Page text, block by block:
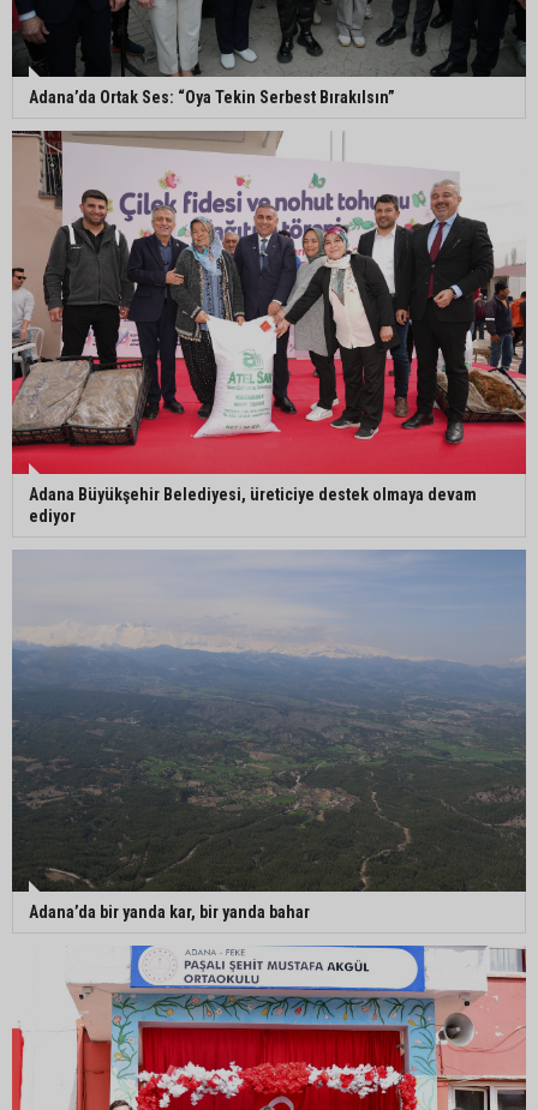
Süreyya Yavuz’dan şehit ailelerine ziyaret
Murat Şahin Aktürk, YENİ Parti Tufanbeyli İlçe
Başkanı oldu
ASKİ Genel Müdürü Mansur Aladağ emekli oldu
Adana’da Ortak Ses: “Oya Tekin Serbest Bırakılsın”
Adana Büyükşehir Belediyesi, üreticiye destek olmaya devam
ediyor
Adana’da bir yanda kar, bir yanda bahar